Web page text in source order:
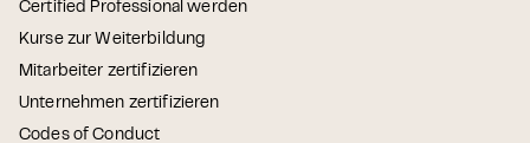
Certified Professional werden
Kurse zur Weiterbildung
Mitarbeiter zertifizieren
Unternehmen zertifizieren
Codes of Conduct